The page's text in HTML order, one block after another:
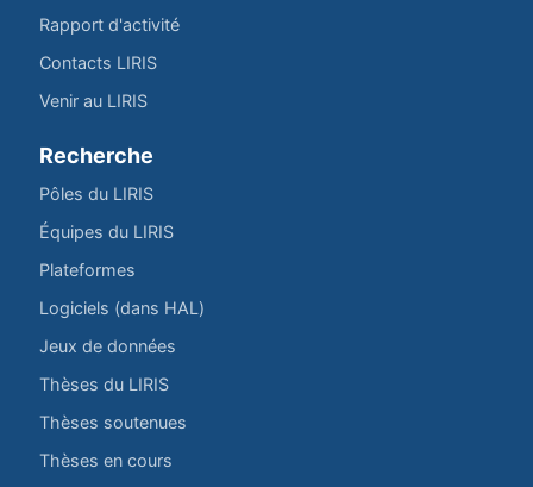
Rapport d'activité
Contacts LIRIS
Venir au LIRIS
Recherche
Pôles du LIRIS
Équipes du LIRIS
Plateformes
Logiciels (dans HAL)
Jeux de données
Thèses du LIRIS
Thèses soutenues
Thèses en cours